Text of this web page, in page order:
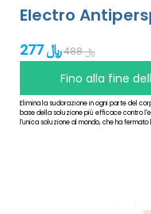
Electro
277 ﷼ 488 ﷼
Fino alla fine
Elimina la sudorazione in ogni parte del
base della soluzione più efficace contro
l'unica soluzione al mondo, che ha